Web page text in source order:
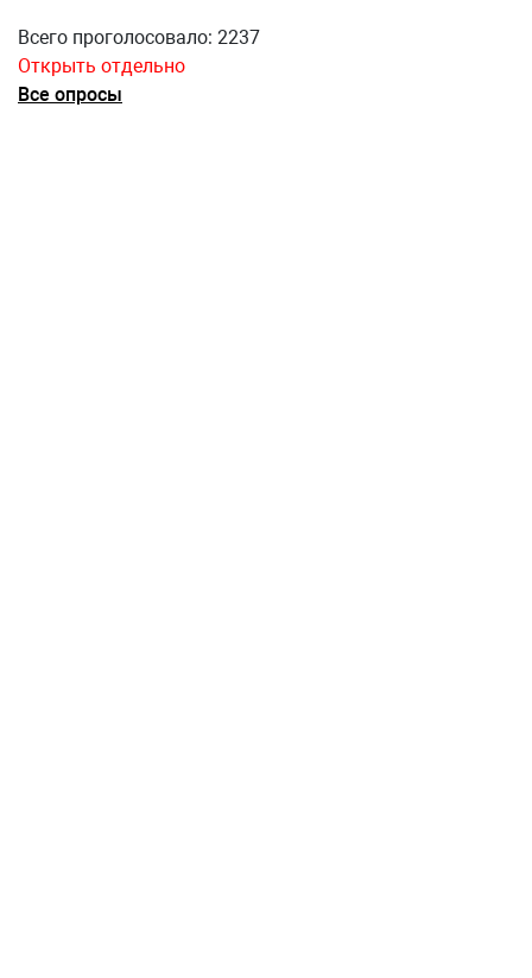
Всего проголосовало: 2237
Открыть отдельно
Все опросы